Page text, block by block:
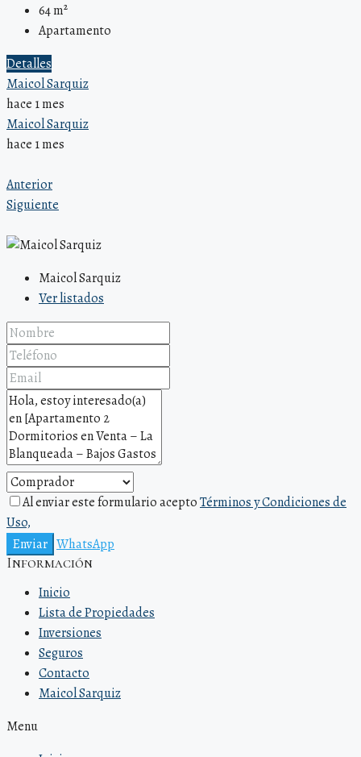
64m²
Apartamento
Detalles
Maicol Sarquiz
hace 1 mes
Maicol Sarquiz
hace 1 mes
Anterior
Siguiente
Maicol Sarquiz
Ver listados
Al enviar este formulario aceptoTérminos y Condiciones de
Uso,
Enviar WhatsApp
Información
Inicio
Lista de Propiedades
Inversiones
Seguros
Contacto
Maicol Sarquiz
Menu